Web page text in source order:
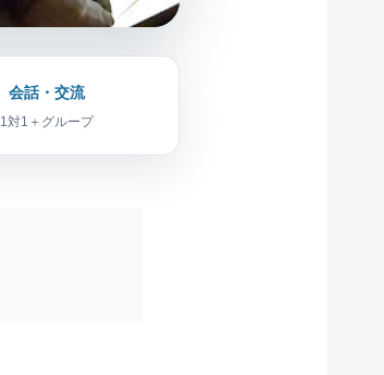
会話・交流
1対1＋グループ